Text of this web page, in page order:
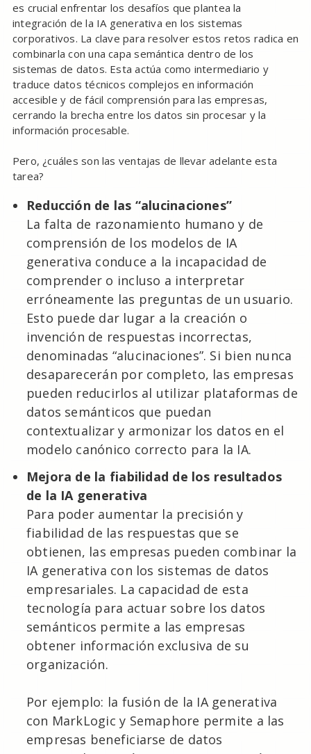
es crucial enfrentar los desafíos que plantea la
integración de la IA generativa en los sistemas
corporativos. La clave para resolver estos retos radica en
combinarla con una capa semántica dentro de los
sistemas de datos. Esta actúa como intermediario y
traduce datos técnicos complejos en información
accesible y de fácil comprensión para las empresas,
cerrando la brecha entre los datos sin procesar y la
información procesable.
Pero, ¿cuáles son las ventajas de llevar adelante esta
tarea?
Reducción de las “alucinaciones”
La falta de razonamiento humano y de
comprensión de los modelos de IA
generativa conduce a la incapacidad de
comprender o incluso a interpretar
erróneamente las preguntas de un usuario.
Esto puede dar lugar a la creación o
invención de respuestas incorrectas,
denominadas “alucinaciones”. Si bien nunca
desaparecerán por completo, las empresas
pueden reducirlos al utilizar plataformas de
datos semánticos que puedan
contextualizar y armonizar los datos en el
modelo canónico correcto para la IA.
Mejora de la fiabilidad de los resultados
de la IA generativa
Para poder aumentar la precisión y
fiabilidad de las respuestas que se
obtienen, las empresas pueden combinar la
IA generativa con los sistemas de datos
empresariales. La capacidad de esta
tecnología para actuar sobre los datos
semánticos permite a las empresas
obtener información exclusiva de su
organización.
Por ejemplo: la fusión de la IA generativa
con MarkLogic y Semaphore permite a las
empresas beneficiarse de datos